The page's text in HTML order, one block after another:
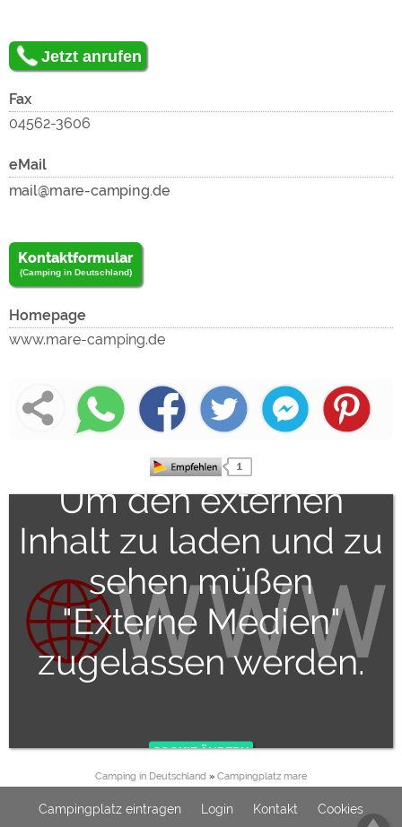
Jetzt anrufen
Fax
04562-3606
eMail
Kontaktformular
(Camping in Deutschland)
Homepage
www.mare-camping.de
Um den externen
Inhalt zu laden und zu
sehen müßen
"Externe Medien"
zugelassen werden.
Camping in Deutschland » Campingplatz mare
Campingplatz eintragen Login Kontakt
Cookies